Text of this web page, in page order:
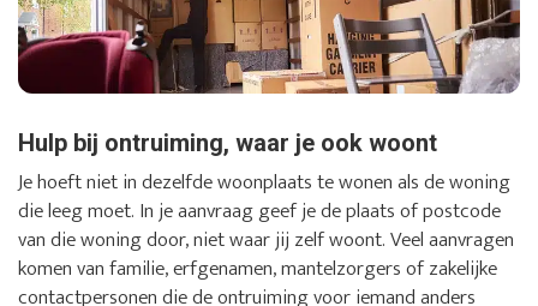
Hulp bij ontruiming, waar je ook woont
Je hoeft niet in dezelfde woonplaats te wonen als de woning
die leeg moet. In je aanvraag geef je de plaats of postcode
van die woning door, niet waar jij zelf woont. Veel aanvragen
komen van familie, erfgenamen, mantelzorgers of zakelijke
contactpersonen die de ontruiming voor iemand anders